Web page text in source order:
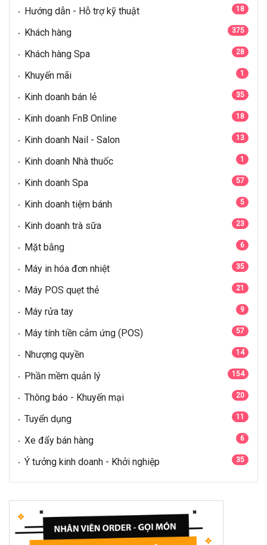
Hướng dẫn - Hỗ trợ kỹ thuật 18
Khách hàng 375
Khách hàng Spa 28
Khuyến mãi 1
Kinh doanh bán lẻ 35
Kinh doanh FnB Online 18
Kinh doanh Nail - Salon 13
Kinh doanh Nhà thuốc 1
Kinh doanh Spa 57
Kinh doanh tiệm bánh 5
Kinh doanh trà sữa 23
Mặt bằng 6
Máy in hóa đơn nhiệt 35
Máy POS quẹt thẻ 21
Máy rửa tay 9
Máy tính tiền cảm ứng (POS) 57
Nhượng quyền 14
Phần mềm quản lý 154
Thông báo - Khuyến mại 20
Tuyển dụng 11
Xe đẩy bán hàng 6
Ý tưởng kinh doanh - Khởi nghiệp 35